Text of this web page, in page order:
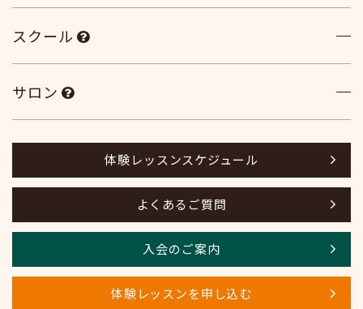
スクール
サロン
体験レッスンスケジュール
よくあるご質問
入会のご案内
体験レッスンを申し込む